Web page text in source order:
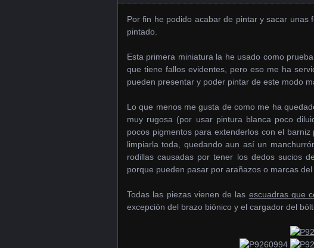
Por fin he podido acabar de pintar y sacar
pintado.
Esta primera miniatura la he usado como
que tiene fallos evidentes, pero eso me ha
pueden presentar y poder pintar de este modo
Lo que menos me gusta de como me ha
muy rugosa (por usar pintura blanca poco
pocos pigmentos para extenderlos con el
limpiarla toda, quedando aun así un
rodillas causadas por tener los dedos sucios
porque pueden pasar por arañazos o marcas
Todas las piezas vienen de las escuadras que
excepción del brazo biónico y el cargador del